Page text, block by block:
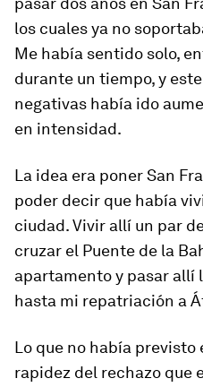
los cuales ya no
Me había sentido solo,
durante un tiempo, y
negativas había ido
en intensidad.
La idea era poner San
poder decir que había
ciudad. Vivir allí un par
cruzar el Puente de la
apartamento y pasar allí
hasta mi repatriación a
Lo que no había previsto
rapidez del rechazo que